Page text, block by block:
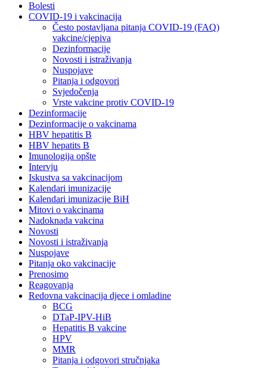
Bolesti
COVID-19 i vakcinacija
Često postavljana pitanja COVID-19 (FAQ)
vakcine/cjepiva
Dezinformacije
Novosti i istraživanja
Nuspojave
Pitanja i odgovori
Svjedočenja
Vrste vakcine protiv COVID-19
Dezinformacije
Dezinformacije o vakcinama
HBV hepatitis B
HBV hepatits B
Imunologija opšte
Intervju
Iskustva sa vakcinacijom
Kalendari imunizacije
Kalendari imunizacije BiH
Mitovi o vakcinama
Nadoknada vakcina
Novosti
Novosti i istraživanja
Nuspojave
Pitanja oko vakcinacije
Prenosimo
Reagovanja
Redovna vakcinacija djece i omladine
BCG
DTaP-IPV-HiB
Hepatitis B vakcine
HPV
MMR
Pitanja i odgovori stručnjaka